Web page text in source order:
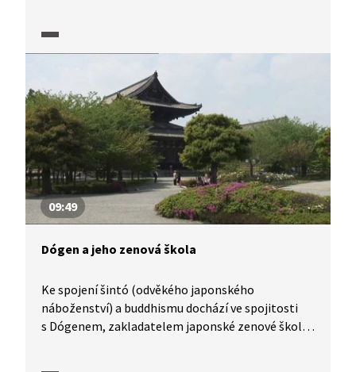
ovlivnil. Proto dnes existuje více jeho podob.
Hedvábná stezka v rozšiřování buddhistického
učení sehrála významnou roli.
09:49
Dógen a jeho zenová škola
Ke spojení šintó (odvěkého japonského
náboženství) a buddhismu dochází ve spojitosti
s Dógenem, zakladatelem japonské zenové školy